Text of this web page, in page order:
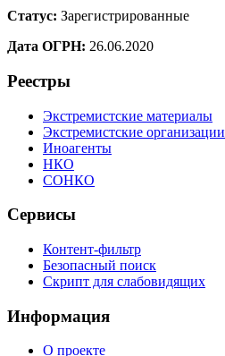
Статус: Зарегистрированные
Дата ОГРН: 26.06.2020
Реестры
Экстремистские материалы
Экстремистские организации
Иноагенты
НКО
СОНКО
Сервисы
Контент-фильтр
Безопасный поиск
Скрипт для слабовидящих
Информация
О проекте